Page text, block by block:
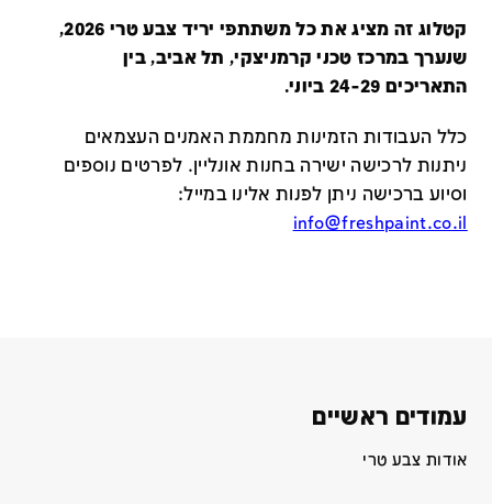
קטלוג זה מציג את כל משתתפי יריד צבע טרי 2026,
שנערך במרכז טכני קרמניצקי, תל אביב, בין
התאריכים 24-29 ביוני.
כלל העבודות הזמינות מחממת האמנים העצמאים
ניתנות לרכישה ישירה בחנות אונליין. לפרטים נוספים
וסיוע ברכישה ניתן לפנות אלינו במייל:
info@freshpaint.co.il
עמודים ראשיים
אודות צבע טרי